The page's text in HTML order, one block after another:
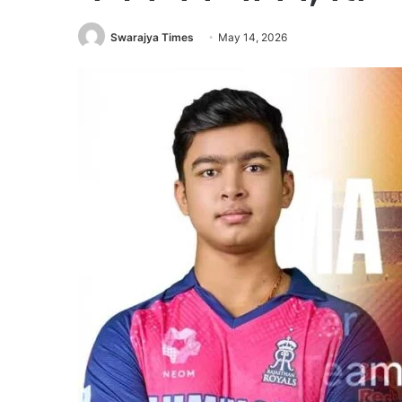
Swarajya Times May 14, 2026